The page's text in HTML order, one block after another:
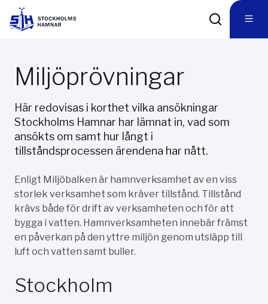
Miljöprövningar
Här redovisas i korthet vilka ansökningar
Stockholms Hamnar har lämnat in, vad som
ansökts om samt hur långt i
tillståndsprocessen ärendena har nått.
Enligt Miljöbalken är hamnverksamhet av en viss
storlek verksamhet som kräver tillstånd. Tillstånd
krävs både för drift av verksamheten och för att
bygga i vatten. Hamnverksamheten innebär främst
en påverkan på den yttre miljön genom utsläpp till
luft och vatten samt buller.
Stockholm